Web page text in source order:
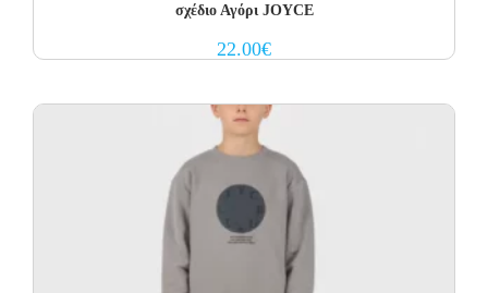
σχέδιο Αγόρι JOYCE
22.00€